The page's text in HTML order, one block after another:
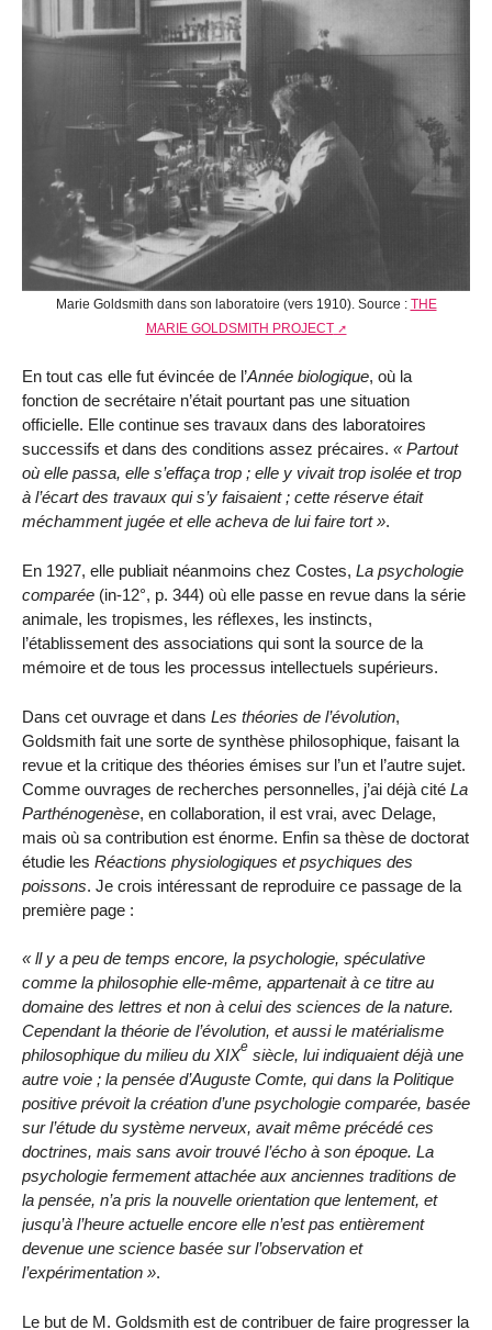
Marie Goldsmith dans son laboratoire (vers 1910). Source : THE
MARIE GOLDSMITH PROJECT
En tout cas elle fut évincée de l’Année biologique, où la
fonction de secrétaire n’était pourtant pas une situation
officielle. Elle continue ses travaux dans des laboratoires
successifs et dans des conditions assez précaires.
Partout
où elle passa, elle s’effaça trop ; elle y vivait trop isolée et trop
à l’écart des travaux qui s’y faisaient ; cette réserve était
méchamment jugée et elle acheva de lui faire tort
.
En 1927, elle publiait néanmoins chez Costes, La psychologie
comparée (in-12°, p. 344) où elle passe en revue dans la série
animale, les tropismes, les réflexes, les instincts,
l’établissement des associations qui sont la source de la
mémoire et de tous les processus intellectuels supérieurs.
Dans cet ouvrage et dans Les théories de l’évolution,
Goldsmith fait une sorte de synthèse philosophique, faisant la
revue et la critique des théories émises sur l’un et l’autre sujet.
Comme ouvrages de recherches personnelles, j’ai déjà cité La
Parthénogenèse, en collaboration, il est vrai, avec Delage,
mais où sa contribution est énorme. Enfin sa thèse de doctorat
étudie les Réactions physiologiques et psychiques des
poissons. Je crois intéressant de reproduire ce passage de la
première page :
ll y a peu de temps encore, la psychologie, spéculative
comme la philosophie elle-même, appartenait à ce titre au
domaine des lettres et non à celui des sciences de la nature.
Cependant la théorie de l’évolution, et aussi le matérialisme
philosophique du milieu du XIXe siècle, lui indiquaient déjà une
autre voie ; la pensée d’Auguste Comte, qui dans la Politique
positive prévoit la création d’une psychologie comparée, basée
sur l’étude du système nerveux, avait même précédé ces
doctrines, mais sans avoir trouvé l’écho à son époque. La
psychologie fermement attachée aux anciennes traditions de
la pensée, n’a pris la nouvelle orientation que lentement, et
jusqu’à l’heure actuelle encore elle n’est pas entièrement
devenue une science basée sur l’observation et
l’expérimentation
.
Le but de M. Goldsmith est de contribuer de faire progresser la